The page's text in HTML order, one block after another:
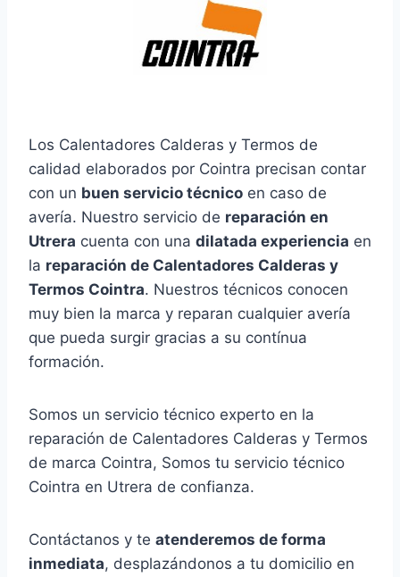
Los Calentadores Calderas y Termos de
calidad elaborados por Cointra precisan contar
con un buen servicio técnico en caso de
avería. Nuestro servicio de reparación en
Utrera cuenta con una dilatada experiencia en
la reparación de Calentadores Calderas y
Termos Cointra. Nuestros técnicos conocen
muy bien la marca y reparan cualquier avería
que pueda surgir gracias a su contínua
formación.
Somos un servicio técnico experto en la
reparación de Calentadores Calderas y Termos
de marca Cointra, Somos tu servicio técnico
Cointra en Utrera de confianza.
Contáctanos y te atenderemos de forma
inmediata, desplazándonos a tu domicilio en